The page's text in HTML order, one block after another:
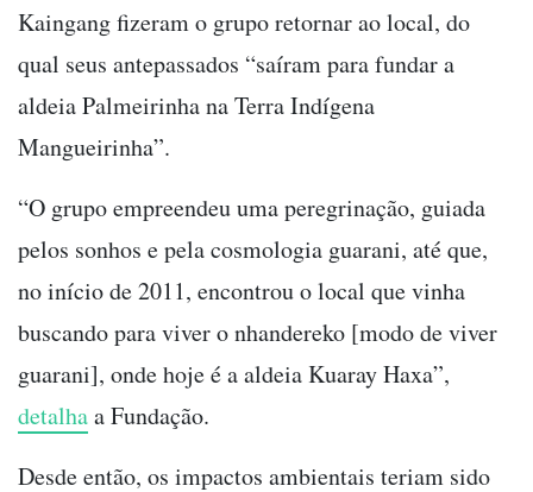
Kaingang fizeram o grupo retornar ao local, do
qual seus antepassados “saíram para fundar a
aldeia Palmeirinha na Terra Indígena
Mangueirinha”.
“O grupo empreendeu uma peregrinação, guiada
pelos sonhos e pela cosmologia guarani, até que,
no início de 2011, encontrou o local que vinha
buscando para viver o nhandereko [modo de viver
guarani], onde hoje é a aldeia Kuaray Haxa”,
detalhaa Fundação.
Desde então, os impactos ambientais teriam sido